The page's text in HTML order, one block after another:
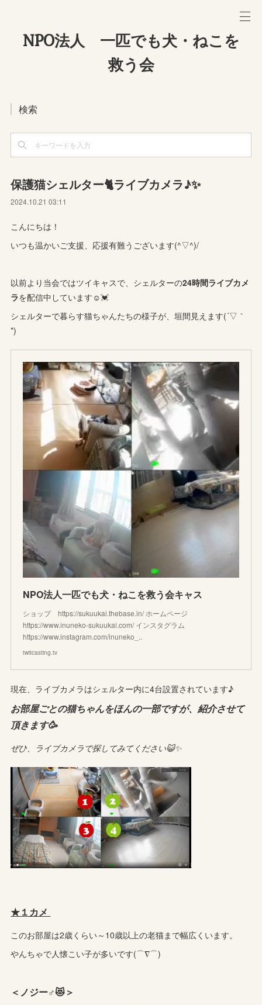
NPO法人 一匹でも犬・ねこを
救う会
検索
保護猫シェルター🐈ライブカメラ♪✨
2024.10.21 03:11
こんにちは！
いつも温かいご支援、応援有難うございます(^▽^)/
以前より当会ではツイキャスで、シェルターの24時間ライブカメ
ラを配信中しています☺️💓
シェルターで暮らす猫ちゃんたちの様子が、垣間見えます(´▽｀
*)
NPO法人一匹でも犬・ねこを救う会キャス
ショップ https://sukuukai.thebase.in/ ホームページ
https://www.inuneko-sukuukai.com/ インスタグラム
https://www.instagram.com/inuneko_..
twitcasting.tv
現在、ライブカメラはシェルター内に4台設置されています♪
お部屋ごとの猫ちゃんをほんの一部ですが、紹介させて
頂きます🥳
ぜひ、ライブカメラで探してみてください😺✨
★１カメ
このお部屋は2歳くらい～10歳以上の老猫まで幅広くいます。
やんちゃで人懐こい子が多いです(⌒∇⌒)
＜ノジー♂😻＞